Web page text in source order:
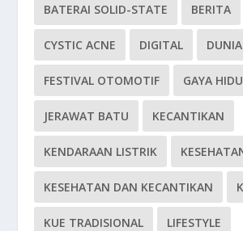
BATERAI SOLID-STATE BERITA
CYSTIC ACNE DIGITAL
FESTIVAL OTOMOTIF GAYA
JERAWAT BATU KECANTIKAN
KENDARAAN LISTRIK
KESEHATAN DAN KECANTIKAN
KUE TRADISIONAL LIFESTYLE